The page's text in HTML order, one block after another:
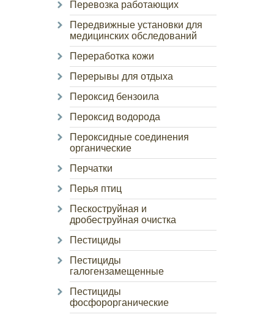
Перевозка работающих
Передвижные установки для
медицинских обследований
Переработка кожи
Перерывы для отдыха
Пероксид бензоила
Пероксид водорода
Пероксидные соединения
органические
Перчатки
Перья птиц
Пескоструйная и
дробеструйная очистка
Пестициды
Пестициды
галогензамещенные
Пестициды
фосфорорганические